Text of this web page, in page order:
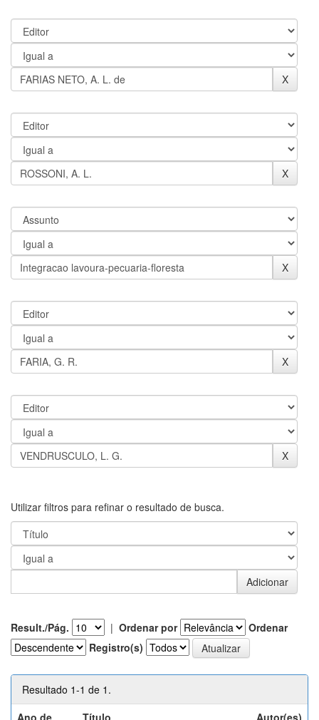
Utilizar filtros para refinar o resultado de busca.
Result./Pág. | Ordenar por
Ordenar
Registro(s)
Resultado 1-1 de 1.
Ano de
Título Autor(es)